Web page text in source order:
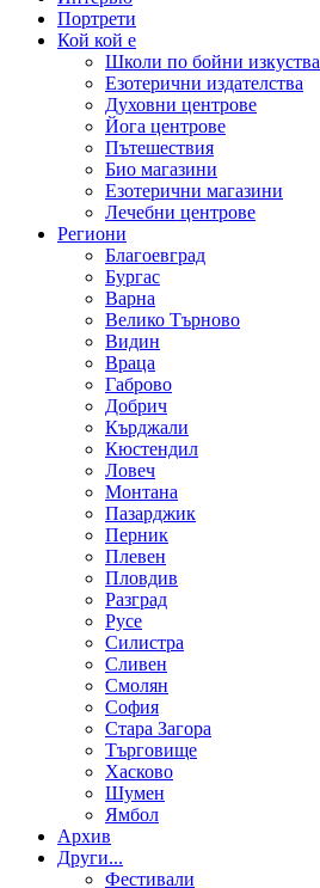
Портрети
Кой кой е
Школи по бойни изкуства
Езотерични издателства
Духовни центрове
Йога центрове
Пътешествия
Био магазини
Езотерични магазини
Лечебни центрове
Региони
Благоевград
Бургас
Варна
Велико Търново
Видин
Враца
Габрово
Добрич
Кърджали
Кюстендил
Ловеч
Монтана
Пазарджик
Перник
Плевен
Пловдив
Разград
Русе
Силистра
Сливен
Смолян
София
Стара Загора
Търговище
Хасково
Шумен
Ямбол
Aрхив
Други...
Фестивали